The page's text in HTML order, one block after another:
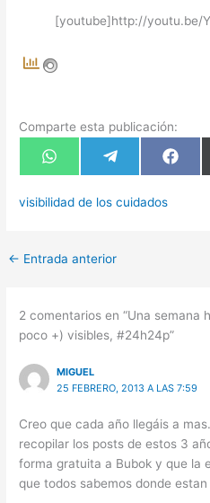
[youtube]http://youtu.be/
Comparte esta publicación:
Compartir
en
Compartir
en
en
visibilidad de los cuidados
← Entrada anterior
2 comentarios en “Una semana
poco +) visibles, #24h24p”
MIGUEL
25 FEBRERO, 2013 A LAS 7:59
Creo que cada año llegáis a
recopilar los posts de estos 3
forma gratuita a Bubok y que la
que todos sabemos donde